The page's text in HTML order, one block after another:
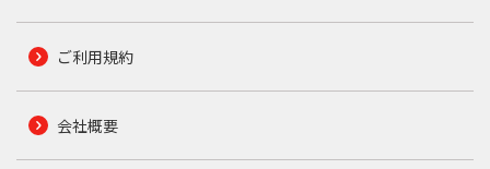
ご利用規約
会社概要